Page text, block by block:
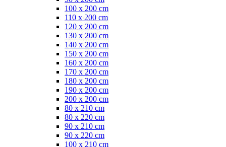
100 x 200 cm
110 x 200 cm
120 x 200 cm
130 x 200 cm
140 x 200 cm
150 x 200 cm
160 x 200 cm
170 x 200 cm
180 x 200 cm
190 x 200 cm
200 x 200 cm
80 x 210 cm
80 x 220 cm
90 x 210 cm
90 x 220 cm
100 x 210 cm